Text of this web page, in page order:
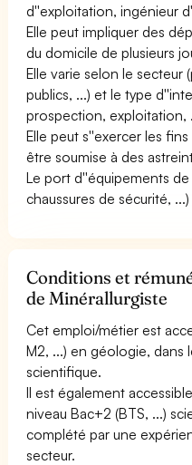
d''exploitation, ingénieur
Elle peut impliquer des
du domicile de plusieurs
Elle varie selon le secteur
publics, ...) et le type
prospection, exploitation,
Elle peut s''exercer les
être soumise à des
Le port d''équipements
chaussures de sécurité,
Conditions et
de Minérallurgiste
Cet emploi/métier est
M2, ...) en géologie, dans
scientifique.
Il est également
niveau Bac+2 (BTS, ...)
complété par une
secteur.